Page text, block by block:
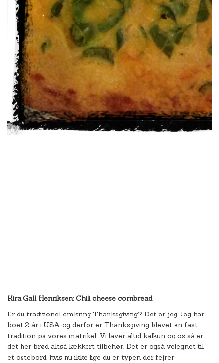
Kira Gall Henriksen: Chili cheese cornbread
Er du traditionel omkring Thanksgiving? Det er jeg. Jeg har
boet 2 år i USA og derfor er Thanksgiving blevet en fast
tradition på vores matrikel. Vi laver altid kalkun og os så er
det her brød altså lækkert tilbehør. Det er også velegnet til
et ostebord, hvis nu ikke lige du er typen der fejrer